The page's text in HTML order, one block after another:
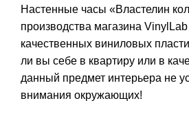
Настенные часы «Властелин
производства магазина
качественных виниловых
ли вы себе в квартиру или в
данный предмет интерьера не
внимания окружающих!